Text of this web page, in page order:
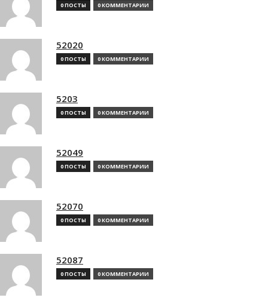
0 ПОСТЫ 0 КОММЕНТАРИИ
52020
0 ПОСТЫ 0 КОММЕНТАРИИ
5203
0 ПОСТЫ 0 КОММЕНТАРИИ
52049
0 ПОСТЫ 0 КОММЕНТАРИИ
52070
0 ПОСТЫ 0 КОММЕНТАРИИ
52087
0 ПОСТЫ 0 КОММЕНТАРИИ